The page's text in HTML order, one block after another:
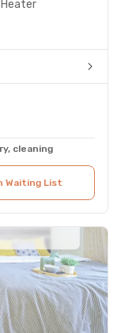
cleaning
Waiting List